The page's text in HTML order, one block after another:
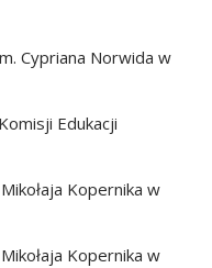
Cypriana Norwida w
Edukacji
Kopernika w
Kopernika w